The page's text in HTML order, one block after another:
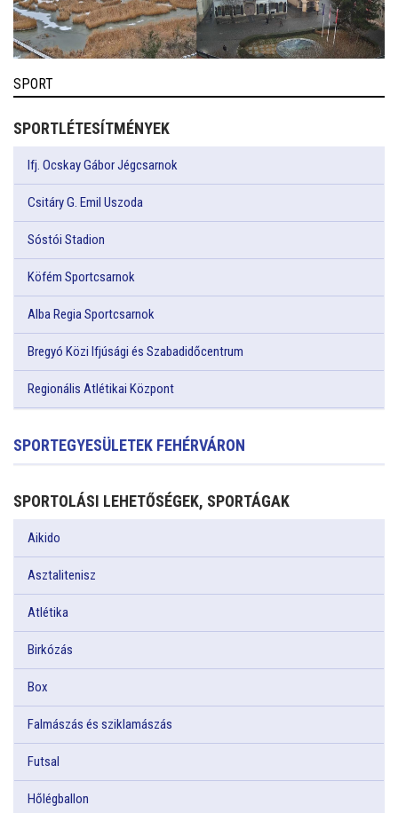
SPORT
SPORTLÉTESÍTMÉNYEK
Ifj. Ocskay Gábor Jégcsarnok
Csitáry G. Emil Uszoda
Sóstói Stadion
Köfém Sportcsarnok
Alba Regia Sportcsarnok
Bregyó Közi Ifjúsági és Szabadidőcentrum
Regionális Atlétikai Központ
SPORTEGYESÜLETEK FEHÉRVÁRON
SPORTOLÁSI LEHETŐSÉGEK, SPORTÁGAK
Aikido
Asztalitenisz
Atlétika
Birkózás
Box
Falmászás és sziklamászás
Futsal
Hőlégballon